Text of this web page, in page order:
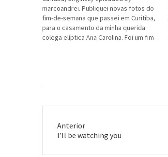
marcoandrei. Publiquei novas fotos do
fim-de-semana que passei em Curitiba,
para o casamento da minha querida
colega elíptica Ana Carolina. Foi um fim-
T68i…
Anterior
Post
I’ll be watching you